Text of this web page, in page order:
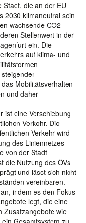
Stadt, die an der EU
2030 klimaneutral sein
wachsende CO2-
Stellenwert in der
ein. Die
auf klima- und
Mobilitätsverhalten
und daher
ist eine Verschiebung
Verkehr. Die
Verkehr wird
des Liniennetzes
von der Stadt
die Nutzung des ÖVs
und lässt sich nicht
vereinbaren.
indem es den Fokus
legt, die eine
Zusatzangebote wie
Gesamtsystem zu